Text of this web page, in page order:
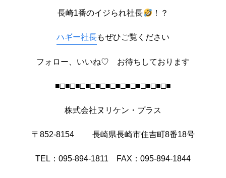
長崎1番のイジられ社長 ！？
ハギー社長もぜひご覧ください
フォロー、いいね♡ お待ちしております
■□■□■□■□■□■□■□■□■□■□■□■
株式会社ヌリケン・プラス
〒852-8154 長崎県長崎市住吉町8番18号
TEL：095-894-1811 FAX：095-894-1844